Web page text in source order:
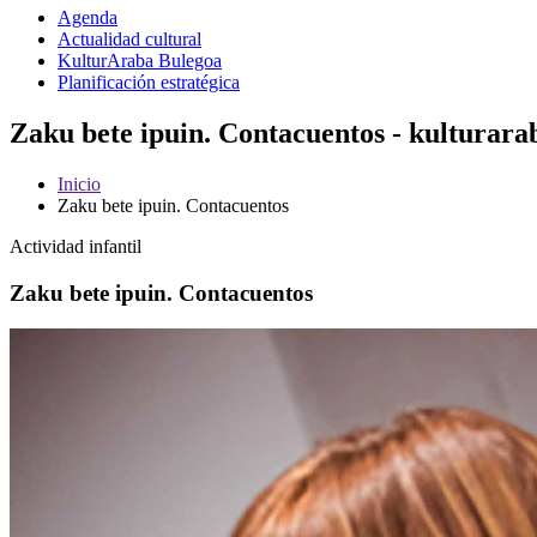
Agenda
Actualidad cultural
KulturAraba Bulegoa
Planificación estratégica
Zaku bete ipuin. Contacuentos -
Inicio
Zaku bete ipuin. Contacuentos
Actividad infantil
Zaku bete ipuin. Contacuentos